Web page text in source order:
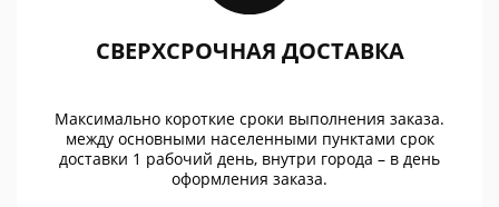
СВЕРХСРОЧНАЯ ДОСТАВКА
Максимально короткие сроки выполнения заказа.
между основными населенными пунктами срок
доставки 1 рабочий день, внутри города – в день
оформления заказа.